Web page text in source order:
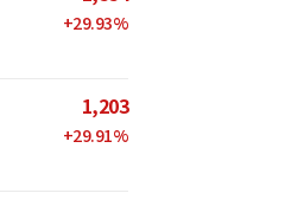
+29.93%
1,203
+29.91%